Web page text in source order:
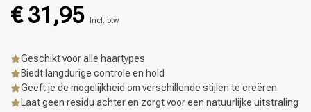
€ 31,95 Incl. btw
Geschikt voor alle haartypes
Biedt langdurige controle en hold
Geeft je de mogelijkheid om verschillende stijlen te creëren
Laat geen residu achter en zorgt voor een natuurlijke uitstraling